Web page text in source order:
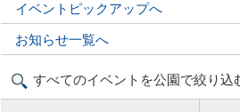
イベントピックアップへ
お知らせ一覧へ
すべてのイベントを公園で絞り込